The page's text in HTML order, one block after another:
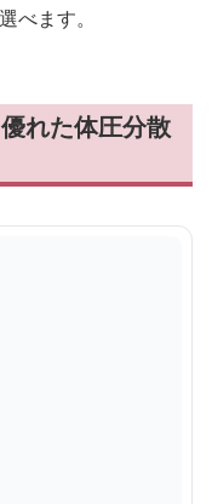
べます。
れた体圧分散